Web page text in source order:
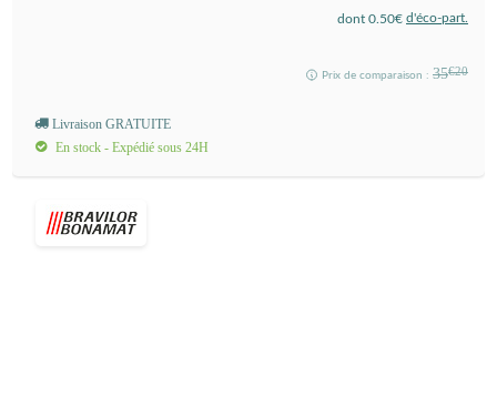
dont 0.50€ d'éco-part.
Prix de comparaison : 35€20
Livraison GRATUITE
En stock - Expédié sous 24H